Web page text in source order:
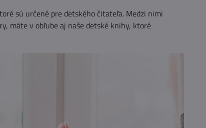
sú určené pre detského čitateľa. Medzi nimi
máte v obľube aj naše detské knihy, ktoré